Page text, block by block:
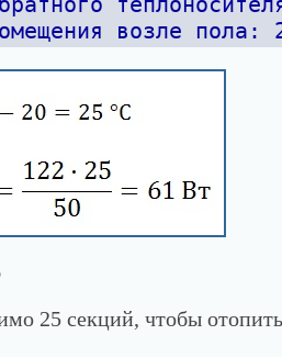
возле пола:
25 секций, чтобы